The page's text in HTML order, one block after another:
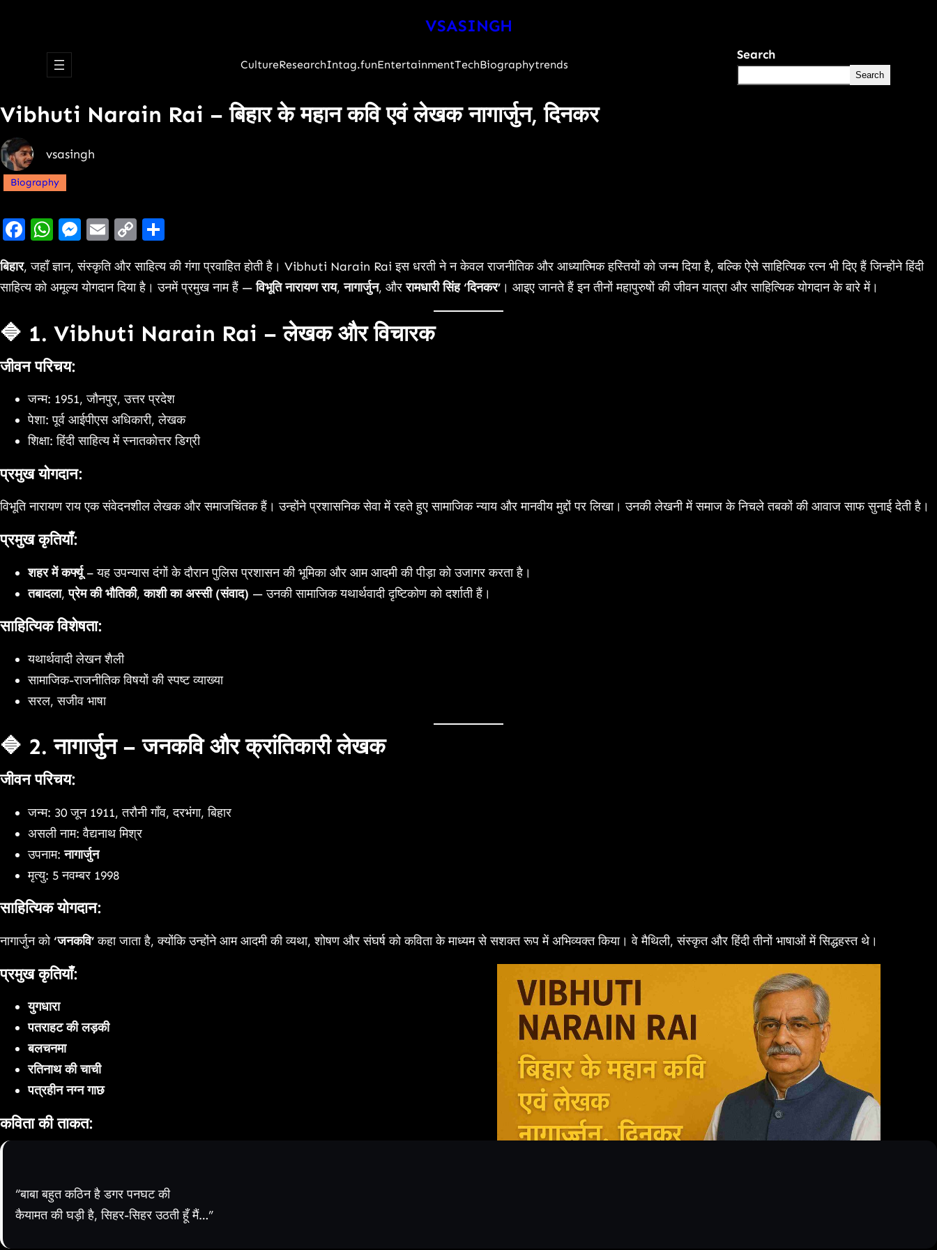
VSASINGH
CultureResearchIntag.funEntertainmentTechBiographytrends
Search
Search
Vibhuti Narain Rai – बिहार के महान कवि एवं लेखक नागार्जुन, दिनकर
vsasingh
Biography
Facebook
WhatsApp
Messenger
Email
Copy
बिहार, जहाँ ज्ञान, संस्कृति और साहित्य की गंगा प्रवाहित होती है। Vibhuti Narain Rai इस धरती ने न केवल राजनीतिक और आध्यात्मिक हस्तियों को जन्म दिया है, बल्कि ऐसे साहित्यिक रत्न भी दिए हैं जिन्होंने हिंदी
साहित्य को अमूल्य योगदान दिया है। उनमें प्रमुख नाम हैं —विभूति नारायण राय,नागार्जुन, औररामधारी सिंह ‘दिनकर’ । आइए जानते हैं इन तीनों महापुरुषों की जीवन यात्रा और साहित्यिक योगदान के बारे में।
🔷 1. Vibhuti Narain Rai – लेखक और विचारक
जीवन परिचय:
जन्म: 1951, जौनपुर, उत्तर प्रदेश
पेशा: पूर्व आईपीएस अधिकारी, लेखक
शिक्षा: हिंदी साहित्य में स्नातकोत्तर डिग्री
प्रमुख योगदान:
विभूति नारायण राय एक संवेदनशील लेखक और समाजचिंतक हैं। उन्होंने प्रशासनिक सेवा में रहते हुए सामाजिक न्याय और मानवीय मुद्दों पर लिखा। उनकी लेखनी में समाज के निचले तबकों की आवाज साफ सुनाई देती है।
प्रमुख कृतियाँ:
शहर में कर्फ्यू– यह उपन्यास दंगों के दौरान पुलिस प्रशासन की भूमिका और आम आदमी की पीड़ा को उजागर करता है।
तबादला,प्रेम की भौतिकी,काशी का अस्सी (संवाद) — उनकी सामाजिक यथार्थवादी दृष्टिकोण को दर्शाती हैं।
साहित्यिक विशेषता:
यथार्थवादी लेखन शैली
सामाजिक-राजनीतिक विषयों की स्पष्ट व्याख्या
सरल, सजीव भाषा
🔷 2. नागार्जुन – जनकवि और क्रांतिकारी लेखक
जीवन परिचय:
जन्म: 30 जून 1911, तरौनी गाँव, दरभंगा, बिहार
असली नाम: वैद्यनाथ मिश्र
उपनाम:नागार्जुन
मृत्यु: 5 नवम्बर 1998
साहित्यिक योगदान:
नागार्जुन को‘जनकवि’कहा जाता है, क्योंकि उन्होंने आम आदमी की व्यथा, शोषण और संघर्ष को कविता के माध्यम से सशक्त रूप में अभिव्यक्त किया। वे मैथिली, संस्कृत और हिंदी तीनों भाषाओं में सिद्धहस्त थे।
प्रमुख कृतियाँ:
युगधारा
पतराहट की लड़की
बलचनमा
रतिनाथ की चाची
पत्रहीन नग्न गाछ
कविता की ताकत:
“बाबा बहुत कठिन है डगर पनघट की
कैयामत की घड़ी है, सिहर-सिहर उठती हूँ मैं…”